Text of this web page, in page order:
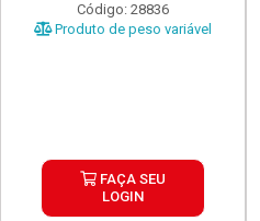
Código: 28836
Produto de peso variável
FAÇA SEU
LOGIN